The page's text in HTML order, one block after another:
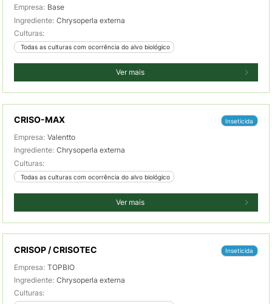
Empresa: Base
Ingrediente: Chrysoperla externa
Culturas:
Todas as culturas com ocorrência do alvo biológico
Ver mais
CRISO-MAX Inseticida
Empresa: Valentto
Ingrediente: Chrysoperla externa
Culturas:
Todas as culturas com ocorrência do alvo biológico
Ver mais
CRISOP / CRISOTEC Inseticida
Empresa: TOPBIO
Ingrediente: Chrysoperla externa
Culturas: